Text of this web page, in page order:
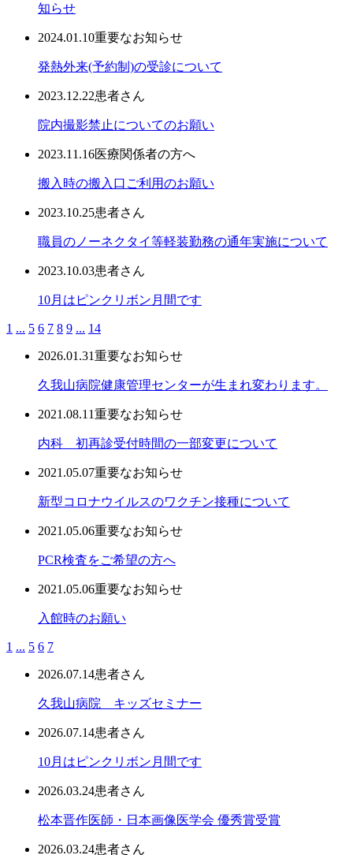
知らせ
2024.01.10重要なお知らせ
発熱外来(予約制)の受診について
2023.12.22患者さん
院内撮影禁止についてのお願い
2023.11.16医療関係者の方へ
搬入時の搬入口ご利用のお願い
2023.10.25患者さん
職員のノーネクタイ等軽装勤務の通年実施について
2023.10.03患者さん
10月はピンクリボン月間です
1 ... 5 6 7 8 9 ... 14
2026.01.31重要なお知らせ
久我山病院健康管理センターが生まれ変わります。
2021.08.11重要なお知らせ
内科 初再診受付時間の一部変更について
2021.05.07重要なお知らせ
新型コロナウイルスのワクチン接種について
2021.05.06重要なお知らせ
PCR検査をご希望の方へ
2021.05.06重要なお知らせ
入館時のお願い
1 ... 5 6 7
2026.07.14患者さん
久我山病院 キッズセミナー
2026.07.14患者さん
10月はピンクリボン月間です
2026.03.24患者さん
松本晋作医師・日本画像医学会 優秀賞受賞
2026.03.24患者さん